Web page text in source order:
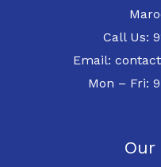
Call Us:
Email:
Mon – Fri:
Our